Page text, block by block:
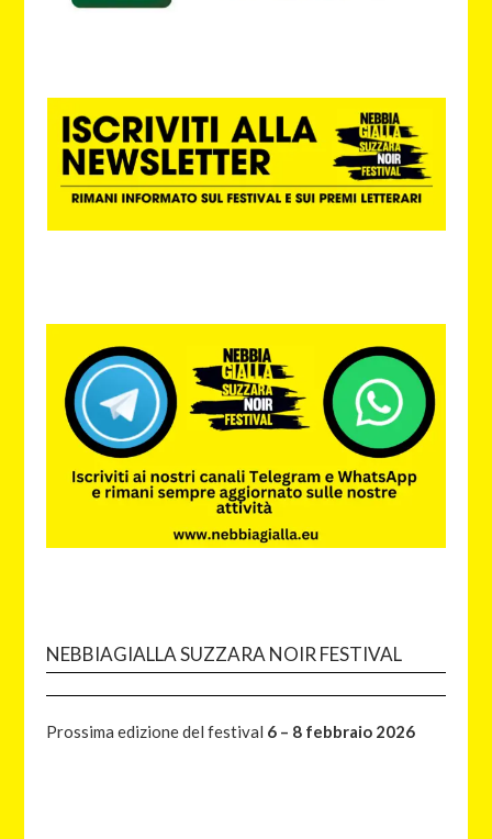
NEBBIAGIALLA SUZZARA NOIR FESTIVAL
Prossima edizione del festival 6 – 8 febbraio 2026